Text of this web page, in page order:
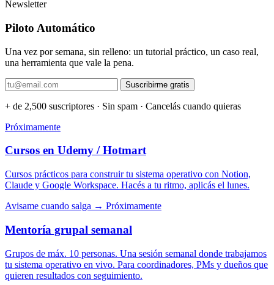
Newsletter
Piloto Automático
Una vez por semana, sin relleno: un tutorial práctico, un caso real,
una herramienta que vale la pena.
Suscribirme gratis
+ de 2,500 suscriptores · Sin spam · Cancelás cuando quieras
Próximamente
Cursos en Udemy / Hotmart
Cursos prácticos para construir tu sistema operativo con Notion,
Claude y Google Workspace. Hacés a tu ritmo, aplicás el lunes.
Avisame cuando salga → Próximamente
Mentoría grupal semanal
Grupos de máx. 10 personas. Una sesión semanal donde trabajamos
tu sistema operativo en vivo. Para coordinadores, PMs y dueños que
quieren resultados con seguimiento.